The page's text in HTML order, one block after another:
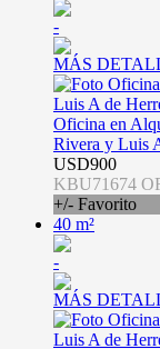
-
MÁS
Oficina en
Rivera y Luis
USD900
KBU71674
+/- Favorito
40 m²
-
MÁS